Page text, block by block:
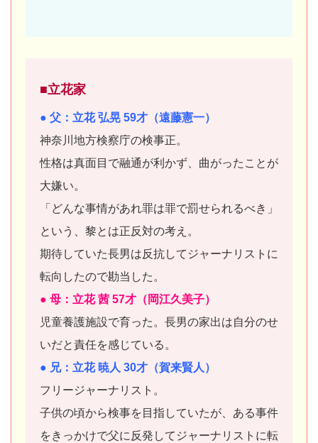
■立花家
● 父：立花 弘晃 59才（遠藤憲一）
神奈川地方検察庁の検事正。
性格は真面目で融通が利かず、曲がったことが
大嫌い。
「どんな事情があれ罪は罪で罰せられるべき」
という、黎とは正反対の考え。
期待していた長男は反抗してジャーナリストに
転向したので勘当した。
● 母：立花 茜 57才（岡江久美子）
児童養護施設で育った。長男の家出は自分のせ
いだと責任を感じている。
● 兄：立花 暁人 30才（賀来賢人）
フリージャーナリスト。
子供の頃から検事を目指していたが、ある事件
をきっかけで父に反発してジャーナリストに転